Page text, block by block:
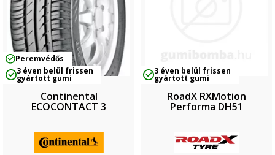
Peremvédős
3 éven belül frissen
gyártott gumi
Continental
ECOCONTACT 3
3 éven belül frissen
gyártott gumi
RoadX RXMotion
Performa DH51